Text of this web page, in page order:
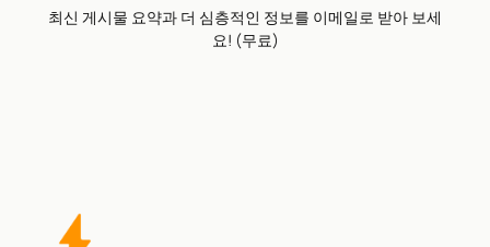
최신 게시물 요약과 더 심층적인 정보를 이메일로 받아 보세
요! (무료)